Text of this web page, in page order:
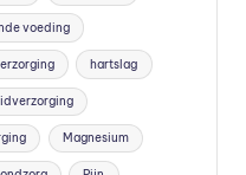
voeding
hartslag
Magnesium